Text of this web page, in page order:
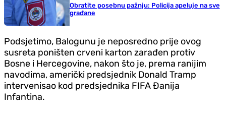
Obratite posebnu pažnju: Policija apeluje na sve
građane
Podsjetimo, Balogunu je neposredno prije ovog
susreta poništen crveni karton zarađen protiv
Bosne i Hercegovine, nakon što je, prema ranijim
navodima, američki predsjednik Donald Tramp
intervenisao kod predsjednika FIFA Đanija
Infantina.